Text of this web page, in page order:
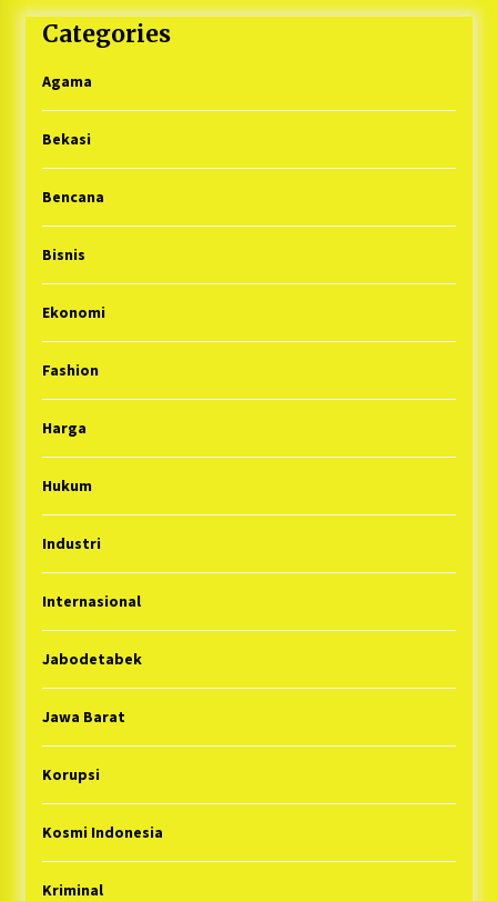
Categories
Agama
Bekasi
Bencana
Bisnis
Ekonomi
Fashion
Harga
Hukum
Industri
Internasional
Jabodetabek
Jawa Barat
Korupsi
Kosmi Indonesia
Kriminal